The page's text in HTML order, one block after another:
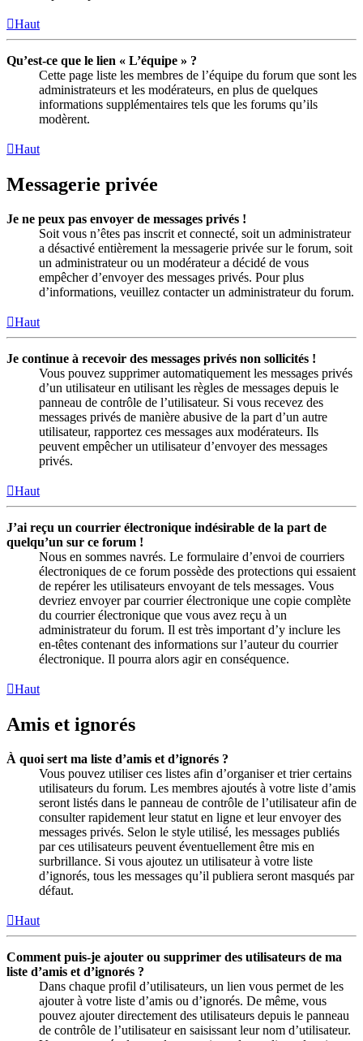
Haut
Qu’est-ce que le lien « L’équipe » ?
Cette page liste les membres de l’équipe du forum que sont les
administrateurs et les modérateurs, en plus de quelques
informations supplémentaires tels que les forums qu’ils
modèrent.
Haut
Messagerie privée
Je ne peux pas envoyer de messages privés !
Soit vous n’êtes pas inscrit et connecté, soit un administrateur
a désactivé entièrement la messagerie privée sur le forum, soit
un administrateur ou un modérateur a décidé de vous
empêcher d’envoyer des messages privés. Pour plus
d’informations, veuillez contacter un administrateur du forum.
Haut
Je continue à recevoir des messages privés non sollicités !
Vous pouvez supprimer automatiquement les messages privés
d’un utilisateur en utilisant les règles de messages depuis le
panneau de contrôle de l’utilisateur. Si vous recevez des
messages privés de manière abusive de la part d’un autre
utilisateur, rapportez ces messages aux modérateurs. Ils
peuvent empêcher un utilisateur d’envoyer des messages
privés.
Haut
J’ai reçu un courrier électronique indésirable de la part de
quelqu’un sur ce forum !
Nous en sommes navrés. Le formulaire d’envoi de courriers
électroniques de ce forum possède des protections qui essaient
de repérer les utilisateurs envoyant de tels messages. Vous
devriez envoyer par courrier électronique une copie complète
du courrier électronique que vous avez reçu à un
administrateur du forum. Il est très important d’y inclure les
en-têtes contenant des informations sur l’auteur du courrier
électronique. Il pourra alors agir en conséquence.
Haut
Amis et ignorés
À quoi sert ma liste d’amis et d’ignorés ?
Vous pouvez utiliser ces listes afin d’organiser et trier certains
utilisateurs du forum. Les membres ajoutés à votre liste d’amis
seront listés dans le panneau de contrôle de l’utilisateur afin de
consulter rapidement leur statut en ligne et leur envoyer des
messages privés. Selon le style utilisé, les messages publiés
par ces utilisateurs peuvent éventuellement être mis en
surbrillance. Si vous ajoutez un utilisateur à votre liste
d’ignorés, tous les messages qu’il publiera seront masqués par
défaut.
Haut
Comment puis-je ajouter ou supprimer des utilisateurs de ma
liste d’amis et d’ignorés ?
Dans chaque profil d’utilisateurs, un lien vous permet de les
ajouter à votre liste d’amis ou d’ignorés. De même, vous
pouvez ajouter directement des utilisateurs depuis le panneau
de contrôle de l’utilisateur en saisissant leur nom d’utilisateur.